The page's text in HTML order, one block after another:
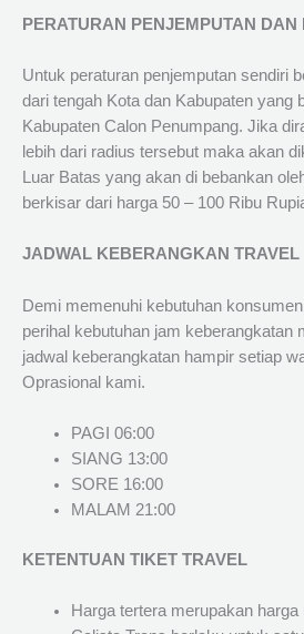
PERATURAN PENJEMPUTAN DAN
Untuk peraturan penjemputan sendiri
dari tengah Kota dan Kabupaten yang
Kabupaten Calon Penumpang. Jika
lebih dari radius tersebut maka akan
Luar Batas yang akan di bebankan
berkisar dari harga 50 – 100 Ribu
JADWAL KEBERANGKAN TRAVEL
Demi memenuhi kebutuhan
perihal kebutuhan jam keberangkatan
jadwal keberangkatan hampir setiap
Oprasional kami.
PAGI 06:00
SIANG 13:00
SORE 16:00
MALAM 21:00
KETENTUAN TIKET TRAVEL
Harga tertera merupakan